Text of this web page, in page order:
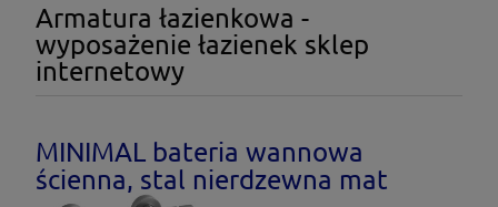
Armatura łazienkowa -
wyposażenie łazienek sklep
internetowy
MINIMAL bateria wannowa
ścienna, stal nierdzewna mat